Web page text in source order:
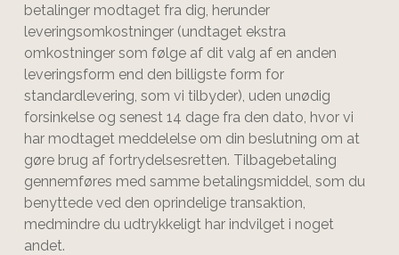
betalinger modtaget fra dig, herunder
leveringsomkostninger (undtaget ekstra
omkostninger som følge af dit valg af en anden
leveringsform end den billigste form for
standardlevering, som vi tilbyder), uden unødig
forsinkelse og senest 14 dage fra den dato, hvor vi
har modtaget meddelelse om din beslutning om at
gøre brug af fortrydelsesretten. Tilbagebetaling
gennemføres med samme betalingsmiddel, som du
benyttede ved den oprindelige transaktion,
medmindre du udtrykkeligt har indvilget i noget
andet.